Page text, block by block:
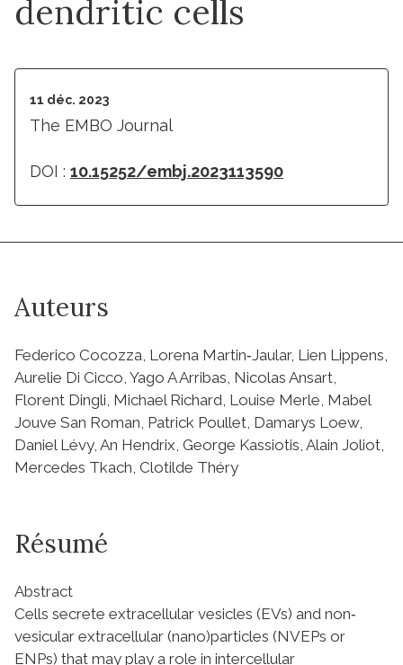
dendritic cells
11 déc. 2023
The EMBO Journal
DOI : 10.15252/embj.2023113590
Auteurs
Federico Cocozza, Lorena Martin‐Jaular, Lien Lippens,
Aurelie Di Cicco, Yago A Arribas, Nicolas Ansart,
Florent Dingli, Michael Richard, Louise Merle, Mabel
Jouve San Roman, Patrick Poullet, Damarys Loew,
Daniel Lévy, An Hendrix, George Kassiotis, Alain Joliot,
Mercedes Tkach, Clotilde Théry
Résumé
Abstract
Cells secrete extracellular vesicles (EVs) and non‐
vesicular extracellular (nano)particles (NVEPs or
ENPs) that may play a role in intercellular